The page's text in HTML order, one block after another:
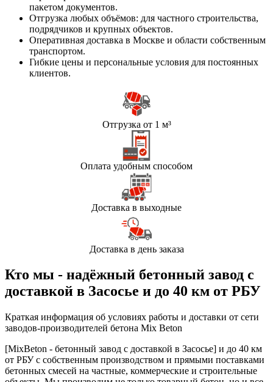
пакетом документов.
Отгрузка любых объёмов: для частного строительства,
подрядчиков и крупных объектов.
Оперативная доставка в Москве и области собственным
транспортом.
Гибкие цены и персональные условия для постоянных
клиентов.
Отгрузка от 1 м³
Оплата удобным способом
Доставка в выходные
Доставка в день заказа
Кто мы - надёжный бетонный завод с
доставкой в Засосье и до 40 км от РБУ
Краткая информация об условиях работы и доставки от сети
заводов-производителей бетона Mix Beton
[MixBeton - бетонный завод с доставкой в Засосье] и до 40 км
от РБУ с собственным производством и прямыми поставками
бетонных смесей на частные, коммерческие и строительные